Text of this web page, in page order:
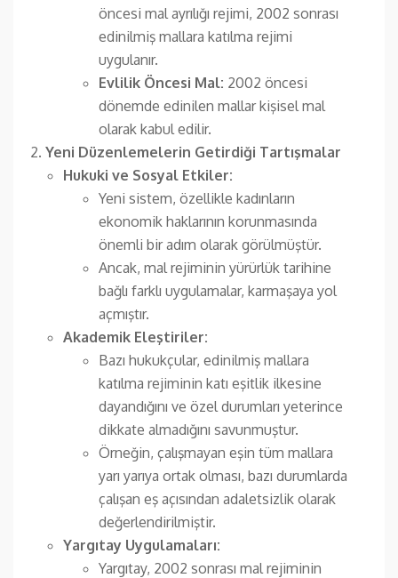
öncesi mal ayrılığı rejimi, 2002 sonrası
edinilmiş mallara katılma rejimi
uygulanır.
Evlilik Öncesi Mal: 2002 öncesi
dönemde edinilen mallar kişisel mal
olarak kabul edilir.
Yeni Düzenlemelerin Getirdiği Tartışmalar
Hukuki ve Sosyal Etkiler:
Yeni sistem, özellikle kadınların
ekonomik haklarının korunmasında
önemli bir adım olarak görülmüştür.
Ancak, mal rejiminin yürürlük tarihine
bağlı farklı uygulamalar, karmaşaya yol
açmıştır.
Akademik Eleştiriler:
Bazı hukukçular, edinilmiş mallara
katılma rejiminin katı eşitlik ilkesine
dayandığını ve özel durumları yeterince
dikkate almadığını savunmuştur.
Örneğin, çalışmayan eşin tüm mallara
yarı yarıya ortak olması, bazı durumlarda
çalışan eş açısından adaletsizlik olarak
değerlendirilmiştir.
Yargıtay Uygulamaları:
Yargıtay, 2002 sonrası mal rejiminin